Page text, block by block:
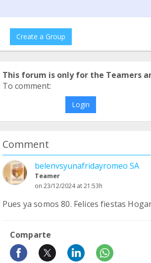
Create a Group
This forum is only for the Teamers
To comment:
Login
Comment
belenvsyunafridayromeo SA
Teamer
on 23/12/2024 at 21:53h
Pues ya somos 80. Felices fiestas
Comparte